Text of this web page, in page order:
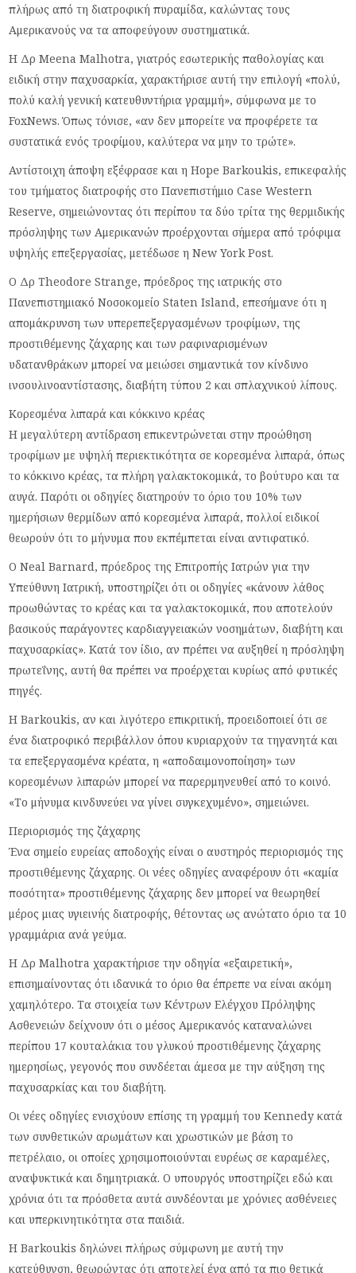
πλήρως από τη διατροφική πυραμίδα, καλώντας τους
Αμερικανούς να τα αποφεύγουν συστηματικά.
Η Δρ Meena Malhotra, γιατρός εσωτερικής παθολογίας και
ειδική στην παχυσαρκία, χαρακτήρισε αυτή την επιλογή «πολύ,
πολύ καλή γενική κατευθυντήρια γραμμή», σύμφωνα με το
FoxNews. Όπως τόνισε, «αν δεν μπορείτε να προφέρετε τα
συστατικά ενός τροφίμου, καλύτερα να μην το τρώτε».
Αντίστοιχη άποψη εξέφρασε και η Hope Barkoukis, επικεφαλής
του τμήματος διατροφής στο Πανεπιστήμιο Case Western
Reserve, σημειώνοντας ότι περίπου τα δύο τρίτα της θερμιδικής
πρόσληψης των Αμερικανών προέρχονται σήμερα από τρόφιμα
υψηλής επεξεργασίας, μετέδωσε η New York Post.
Ο Δρ Theodore Strange, πρόεδρος της ιατρικής στο
Πανεπιστημιακό Νοσοκομείο Staten Island, επεσήμανε ότι η
απομάκρυνση των υπερεπεξεργασμένων τροφίμων, της
προστιθέμενης ζάχαρης και των ραφιναρισμένων
υδατανθράκων μπορεί να μειώσει σημαντικά τον κίνδυνο
ινσουλινοαντίστασης, διαβήτη τύπου 2 και σπλαχνικού λίπους.
Κορεσμένα λιπαρά και κόκκινο κρέας
Η μεγαλύτερη αντίδραση επικεντρώνεται στην προώθηση
τροφίμων με υψηλή περιεκτικότητα σε κορεσμένα λιπαρά, όπως
το κόκκινο κρέας, τα πλήρη γαλακτοκομικά, το βούτυρο και τα
αυγά. Παρότι οι οδηγίες διατηρούν το όριο του 10% των
ημερήσιων θερμίδων από κορεσμένα λιπαρά, πολλοί ειδικοί
θεωρούν ότι το μήνυμα που εκπέμπεται είναι αντιφατικό.
Ο Neal Barnard, πρόεδρος της Επιτροπής Ιατρών για την
Υπεύθυνη Ιατρική, υποστηρίζει ότι οι οδηγίες «κάνουν λάθος
προωθώντας το κρέας και τα γαλακτοκομικά, που αποτελούν
βασικούς παράγοντες καρδιαγγειακών νοσημάτων, διαβήτη και
παχυσαρκίας». Κατά τον ίδιο, αν πρέπει να αυξηθεί η πρόσληψη
πρωτεΐνης, αυτή θα πρέπει να προέρχεται κυρίως από φυτικές
πηγές.
Η Barkoukis, αν και λιγότερο επικριτική, προειδοποιεί ότι σε
ένα διατροφικό περιβάλλον όπου κυριαρχούν τα τηγανητά και
τα επεξεργασμένα κρέατα, η «αποδαιμονοποίηση» των
κορεσμένων λιπαρών μπορεί να παρερμηνευθεί από το κοινό.
«Το μήνυμα κινδυνεύει να γίνει συγκεχυμένο», σημειώνει.
Περιορισμός της ζάχαρης
Ένα σημείο ευρείας αποδοχής είναι ο αυστηρός περιορισμός της
προστιθέμενης ζάχαρης. Οι νέες οδηγίες αναφέρουν ότι «καμία
ποσότητα» προστιθέμενης ζάχαρης δεν μπορεί να θεωρηθεί
μέρος μιας υγιεινής διατροφής, θέτοντας ως ανώτατο όριο τα 10
γραμμάρια ανά γεύμα.
Η Δρ Malhotra χαρακτήρισε την οδηγία «εξαιρετική»,
επισημαίνοντας ότι ιδανικά το όριο θα έπρεπε να είναι ακόμη
χαμηλότερο. Τα στοιχεία των Κέντρων Ελέγχου Πρόληψης
Ασθενειών δείχνουν ότι ο μέσος Αμερικανός καταναλώνει
περίπου 17 κουταλάκια του γλυκού προστιθέμενης ζάχαρης
ημερησίως, γεγονός που συνδέεται άμεσα με την αύξηση της
παχυσαρκίας και του διαβήτη.
Οι νέες οδηγίες ενισχύουν επίσης τη γραμμή του Kennedy κατά
των συνθετικών αρωμάτων και χρωστικών με βάση το
πετρέλαιο, οι οποίες χρησιμοποιούνται ευρέως σε καραμέλες,
αναψυκτικά και δημητριακά. Ο υπουργός υποστηρίζει εδώ και
χρόνια ότι τα πρόσθετα αυτά συνδέονται με χρόνιες ασθένειες
και υπερκινητικότητα στα παιδιά.
Η Barkoukis δηλώνει πλήρως σύμφωνη με αυτή την
κατεύθυνση, θεωρώντας ότι αποτελεί ένα από τα πιο θετικά